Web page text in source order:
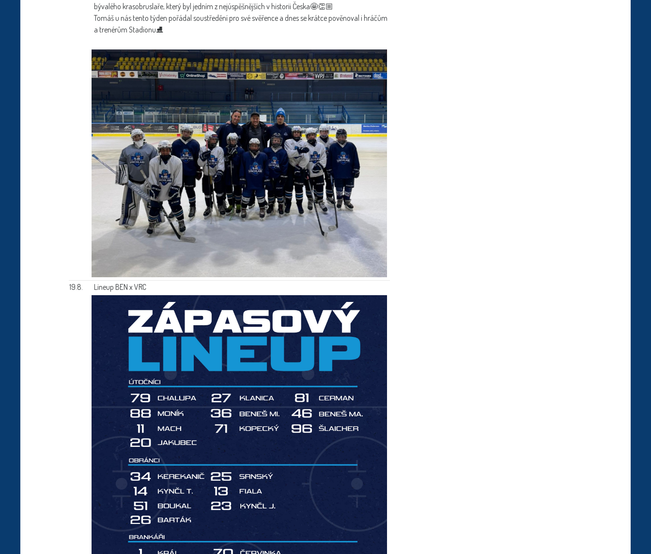
bývalého krasobruslaře, který byl jedním z nejúspěšnějších v historii Česka🤩👏🏼
Tomáš u nás tento týden pořádal soustředění pro své svěřence a dnes se krátce pověnoval i hráčům
a trenérům Stadionu⛸
19.8. Lineup BEN x VRC